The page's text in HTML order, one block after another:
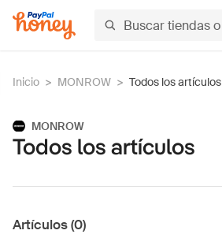
Inicio > MONROW > Todos los artículos
MONROW
Todos los artículos
Artículos (0)